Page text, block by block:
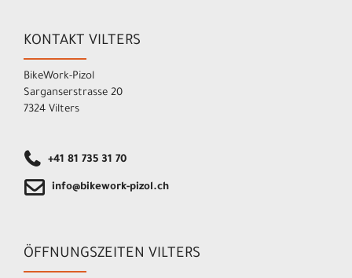
KONTAKT VILTERS
BikeWork-Pizol
Sarganserstrasse 20
7324 Vilters
+41 81 735 31 70
info@bikework-pizol.ch
ÖFFNUNGSZEITEN VILTERS